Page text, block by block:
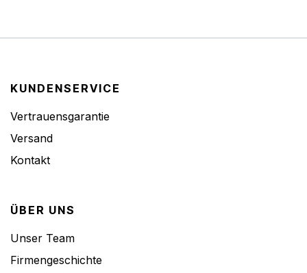
KUNDENSERVICE
Vertrauensgarantie
Versand
Kontakt
ÜBER UNS
Unser Team
Firmengeschichte